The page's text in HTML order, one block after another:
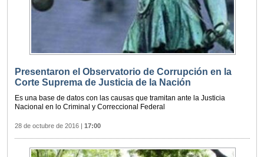
Presentaron el Observatorio de Corrupción en la
Corte Suprema de Justicia de la Nación
Es una base de datos con las causas que tramitan ante la Justicia
Nacional en lo Criminal y Correccional Federal
28 de octubre de 2016 | 17:00